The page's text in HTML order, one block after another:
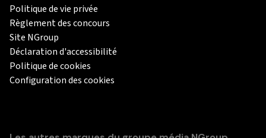
Politique de vie privée
Règlement des concours
Site NGroup
Déclaration d'accessibilité
Politique de cookies
Configuration des cookies